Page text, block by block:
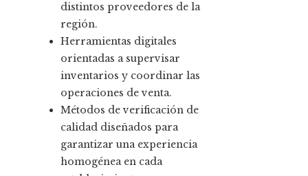
distintos proveedores de la
región.
Herramientas digitales
orientadas a supervisar
inventarios y coordinar las
operaciones de venta.
Métodos de verificación de
calidad diseñados para
garantizar una experiencia
homogénea en cada